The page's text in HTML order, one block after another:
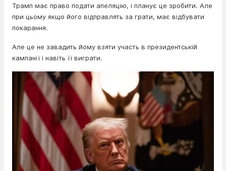
Трамп має право подати апеляцію, і планує це зробити. Але
при цьому якщо його відправлять за грати, має відбувати
покарання.
Але це не завадить йому взяти участь в президентській
кампанії і навіть її виграти.